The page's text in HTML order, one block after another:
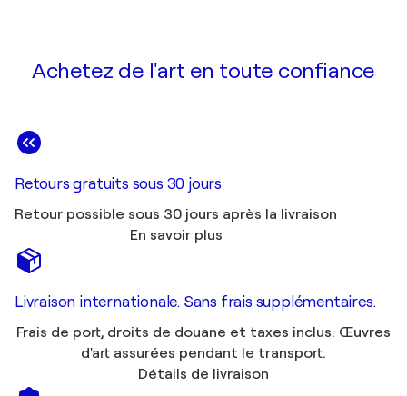
Achetez de l'art en toute confiance
Retours gratuits sous 30 jours
Retour possible sous 30 jours après la livraison
En savoir plus
Livraison internationale. Sans frais supplémentaires.
Frais de port, droits de douane et taxes inclus. Œuvres
d'art assurées pendant le transport.
Détails de livraison